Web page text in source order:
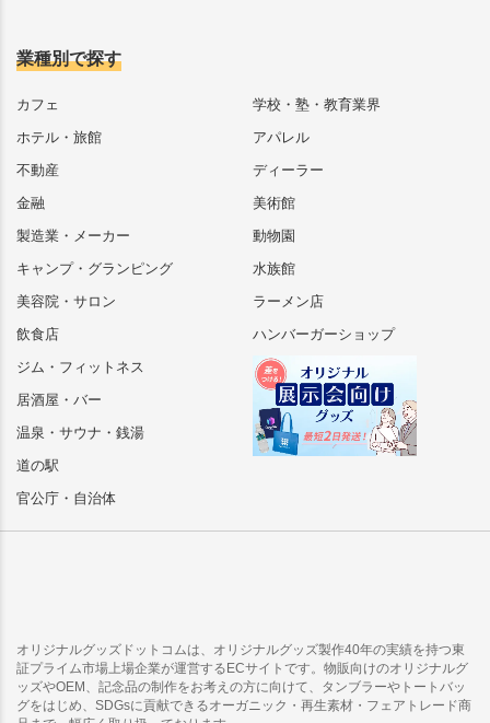
業種別で探す
カフェ
ホテル・旅館
不動産
金融
製造業・メーカー
キャンプ・グランピング
美容院・サロン
飲食店
ジム・フィットネス
居酒屋・バー
温泉・サウナ・銭湯
道の駅
官公庁・自治体
学校・塾・教育業界
アパレル
ディーラー
美術館
動物園
水族館
ラーメン店
ハンバーガーショップ
オリジナルグッズドットコムは、オリジナルグッズ製作40年の実績を持つ東
証プライム市場上場企業が運営するECサイトです。物販向けのオリジナルグ
ッズやOEM、記念品の制作をお考えの方に向けて、タンブラーやトートバッ
グをはじめ、SDGsに貢献できるオーガニック・再生素材・フェアトレード商